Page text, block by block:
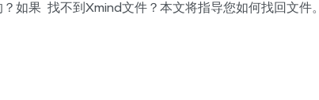
？如果 找不到Xmind文件？本文将指导您如何找回文件。